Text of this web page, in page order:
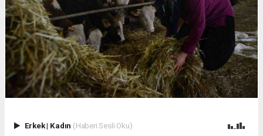
Erkek| Kadın (Haberi Sesli Oku)